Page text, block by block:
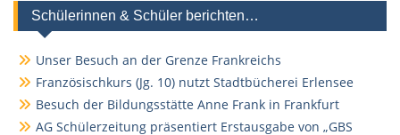
Schülerinnen & Schüler berichten…
Unser Besuch an der Grenze Frankreichs
Französischkurs (Jg. 10) nutzt Stadtbücherei Erlensee
Besuch der Bildungsstätte Anne Frank in Frankfurt
AG Schülerzeitung präsentiert Erstausgabe von „GBS